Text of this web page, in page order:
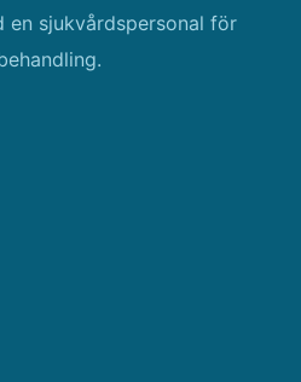
sjukvårdspersonal för